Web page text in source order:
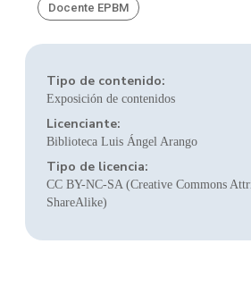
Docente EPBM
Tipo de contenido:
Exposición de contenidos
Licenciante:
Biblioteca Luis Ángel Arango
Tipo de licencia:
CC BY-NC-SA (Creative Commons
ShareAlike)